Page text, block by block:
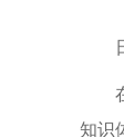
知识